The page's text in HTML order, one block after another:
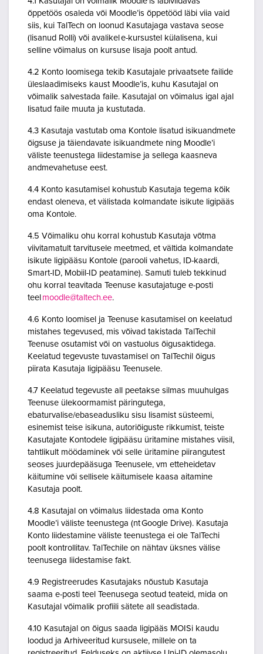
õppetöös osaleda või Moodle’is õppetööd läbi viia vaid
siis, kui TalTech on loonud Kasutajaga vastava seose
(lisanud Rolli) või avalikel e-kursustel külalisena, kui
selline võimalus on kursuse lisaja poolt antud.
4.2 Konto loomisega tekib Kasutajale privaatsete failide
üleslaadimiseks kaust Moodle’is, kuhu Kasutajal on
võimalik salvestada faile. Kasutajal on võimalus igal ajal
lisatud faile muuta ja kustutada.
4.3 Kasutaja vastutab oma Kontole lisatud isikuandmete
õigsuse ja täiendavate isikuandmete ning Moodle’i
väliste teenustega liidestamise ja sellega kaasneva
andmevahetuse eest.
4.4 Konto kasutamisel kohustub Kasutaja tegema kõik
endast oleneva, et välistada kolmandate isikute ligipääs
oma Kontole.
4.5 Võimaliku ohu korral kohustub Kasutaja võtma
viivitamatult tarvitusele meetmed, et vältida kolmandate
isikute ligipääsu Kontole (parooli vahetus, ID-kaardi,
Smart-ID, Mobiil-ID peatamine). Samuti tuleb tekkinud
ohu korral teavitada Teenuse kasutajatuge e-posti
teel moodle@taltech.ee.
4.6 Konto loomisel ja Teenuse kasutamisel on keelatud
mistahes tegevused, mis võivad takistada TalTechil
Teenuse osutamist või on vastuolus õigusaktidega.
Keelatud tegevuste tuvastamisel on TalTechil õigus
piirata Kasutaja ligipääsu Teenusele.
4.7 Keelatud tegevuste all peetakse silmas muuhulgas
Teenuse ülekoormamist päringutega,
ebaturvalise/ebaseadusliku sisu lisamist süsteemi,
esinemist teise isikuna, autoriõiguste rikkumist, teiste
Kasutajate Kontodele ligipääsu üritamine mistahes viisil,
tahtlikult möödaminek või selle üritamine piirangutest
seoses juurdepääsuga Teenusele, vm etteheidetav
käitumine või sellisele käitumisele kaasa aitamine
Kasutaja poolt.
4.8 Kasutajal on võimalus liidestada oma Konto
Moodle’i väliste teenustega (nt Google Drive). Kasutaja
Konto liidestamine väliste teenustega ei ole TalTechi
poolt kontrollitav. TalTechile on nähtav üksnes välise
teenusega liidestamise fakt.
4.9 Registreerudes Kasutajaks nõustub Kasutaja
saama e-posti teel Teenusega seotud teateid, mida on
Kasutajal võimalik profiili sätete all seadistada.
4.10 Kasutajal on õigus saada ligipääs MOISi kaudu
loodud ja Arhiveeritud kursusele, millele on ta